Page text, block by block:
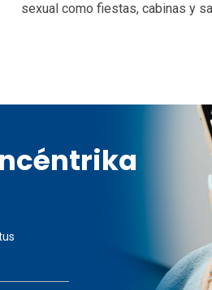
sexual como fiestas, cabinas y